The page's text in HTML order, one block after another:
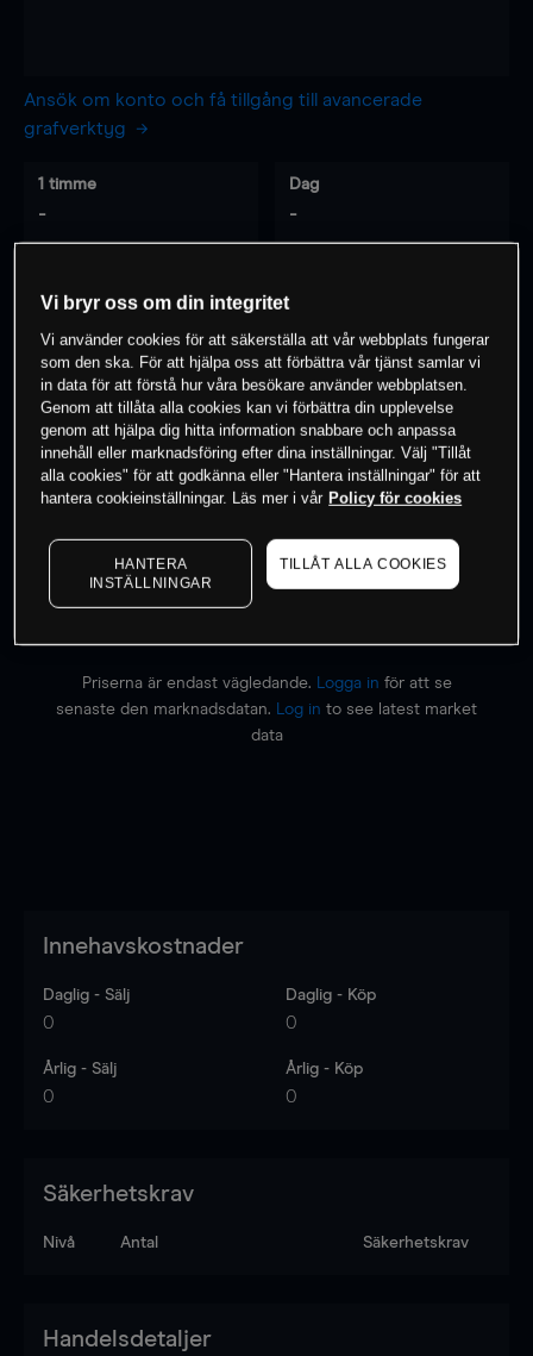
Ansök om konto och få tillgång till avancerade
grafverktyg
1 timme
-
Dag
-
- -
0% av kunderna har enposition i detta
instrument
Priserna är endast vägledande. Logga in för att se
senaste den marknadsdatan.
Log in to see latest market
data
Innehavskostnader
Daglig - Sälj
0
Daglig - Köp
0
Årlig - Sälj
0
Årlig - Köp
0
Säkerhetskrav
Nivå Antal Säkerhetskrav
Handelsdetaljer
Vi bryr oss om din integritet
Vi använder cookies för att säkerställa att vår webbplats fungerar
som den ska. För att hjälpa oss att förbättra vår tjänst samlar vi
in data för att förstå hur våra besökare använder webbplatsen.
Genom att tillåta alla cookies kan vi förbättra din upplevelse
genom att hjälpa dig hitta information snabbare och anpassa
innehåll eller marknadsföring efter dina inställningar. Välj "Tillåt
alla cookies" för att godkänna eller "Hantera inställningar" för att
hantera cookieinställningar. Läs mer i vår Policy för cookies
HANTERA
INSTÄLLNINGAR
TILLÅT ALLA COOKIES